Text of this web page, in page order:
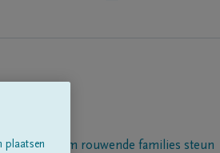
platform om rouwende families steun
plaatsen